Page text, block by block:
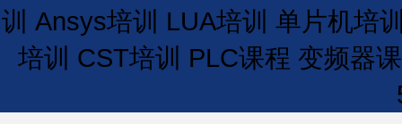
训 Ansys培训 LUA培训 单片机培
培训 CST培训 PLC课程 变频器